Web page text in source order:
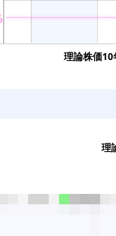
理論株価10
理